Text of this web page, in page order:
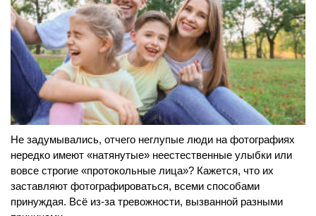
Не задумывались, отчего неглупые люди на фотографиях
нередко имеют «натянутые» неестественные улыбки или
вовсе строгие «протокольные лица»? Кажется, что их
заставляют фотографироваться, всеми способами
принуждая. Всё из-за тревожности, вызванной разными